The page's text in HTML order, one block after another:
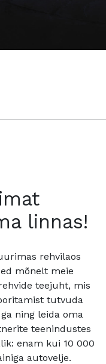
linnas!
rehvilaos
mõnelt meie
teejuht, mis
tutvuda
ning leida oma
teenindustes
enam kui 10 000
autovelje.